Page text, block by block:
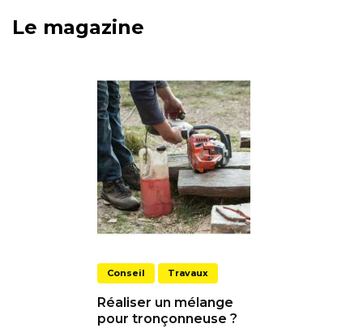
Le magazine
Conseil Travaux
Réaliser un mélange
pour tronçonneuse ?